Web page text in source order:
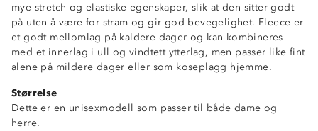
mye stretch og elastiske egenskaper, slik at den sitter godt
på uten å være for stram og gir god bevegelighet. Fleece er
et godt mellomlag på kaldere dager og kan kombineres
med et innerlag i ull og vindtett ytterlag, men passer like fint
alene på mildere dager eller som koseplagg hjemme.
Størrelse
Dette er en unisexmodell som passer til både dame og
herre.
Isolerende
Stretch